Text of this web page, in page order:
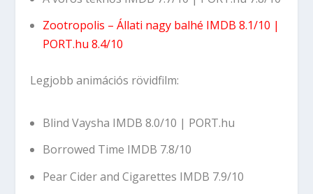
Zootropolis – Állati nagy balhé IMDB 8.1/10 |
PORT.hu 8.4/10
Legjobb animációs rövidfilm:
Blind Vaysha IMDB 8.0/10 | PORT.hu
Borrowed Time IMDB 7.8/10
Pear Cider and Cigarettes IMDB 7.9/10